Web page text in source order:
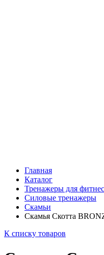
Главная
Каталог
Тренажеры для
Силовые тренажеры
Скамьи
Скамья Скотта
К списку товаров